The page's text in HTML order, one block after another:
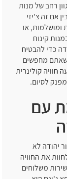
רחב של מנות
אם זה צ'יזי
ומושלמות, או
קינוח
כדי להבטיח
מחפשים
חוויה קולינרית
לסיום.
עם
יהודה לא
את החוויה
משלוחים